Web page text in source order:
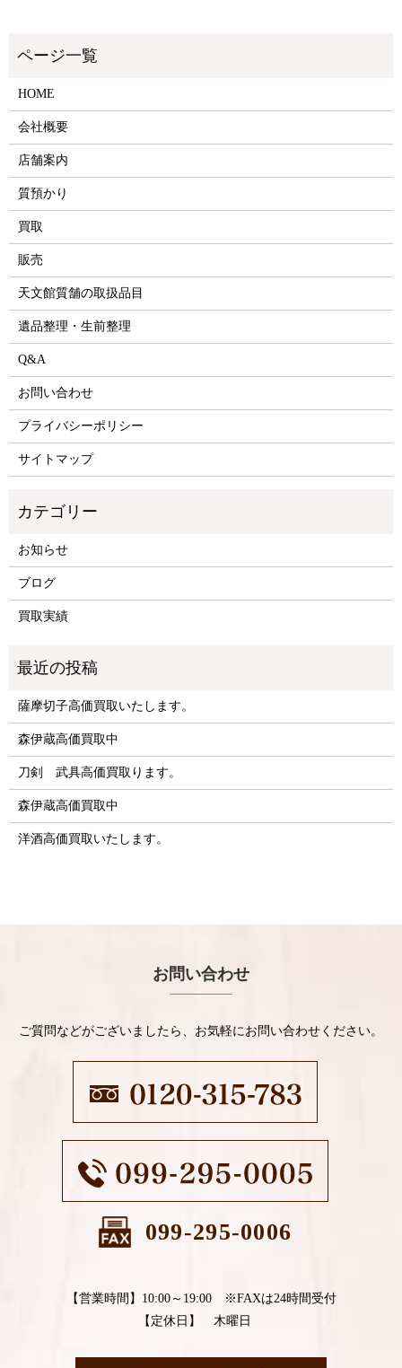
HOME
会社概要
店舗案内
質預かり
買取
販売
天文館質舗の取扱品目
遺品整理・生前整理
Q&A
お問い合わせ
プライバシーポリシー
サイトマップ
お知らせ
ブログ
買取実績
薩摩切子高価買取いたします。
森伊蔵高価買取中
刀剣 武具高価買取ります。
森伊蔵高価買取中
洋酒高価買取いたします。
お問い合わせ
ご質問などがございましたら、お気軽にお問い合わせください。
099-295-0006
【営業時間】10:00～19:00 ※FAXは24時間受付
【定休日】 木曜日